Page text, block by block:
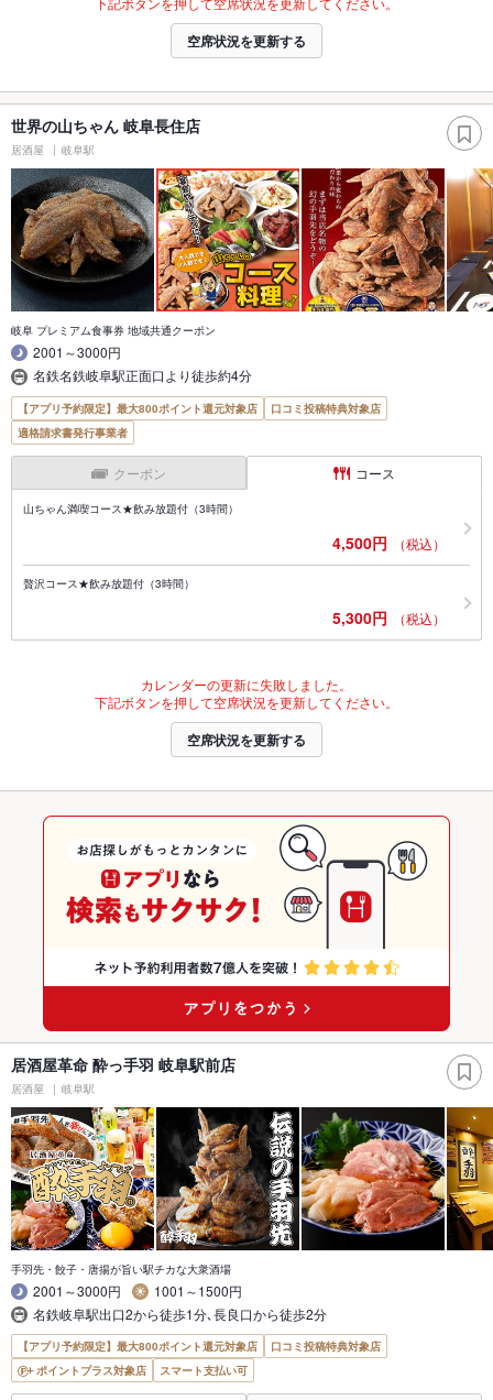
空席状況を更新する
世界の山ちゃん 岐阜長住店
居酒屋 岐阜駅
岐阜 プレミアム食事券 地域共通クーポン
2001～3000円
名鉄名鉄岐阜駅正面口より徒歩約4分
【アプリ予約限定】最大800ポイント還元対象店
口コミ投稿特典対象店
適格請求書発行事業者
クーポン コース
山ちゃん満喫コース★飲み放題付（3時間）
4,500円 （税込）
贅沢コース★飲み放題付（3時間）
5,300円 （税込）
カレンダーの更新に失敗しました。
下記ボタンを押して空席状況を更新してください。
空席状況を更新する
居酒屋革命 酔っ手羽 岐阜駅前店
居酒屋 岐阜駅
手羽先・餃子・唐揚が旨い駅チカな大衆酒場
2001～3000円
1001～1500円
名鉄岐阜駅出口2から徒歩1分､長良口から徒歩2分
【アプリ予約限定】最大800ポイント還元対象店
口コミ投稿特典対象店
ポイントプラス対象店
スマート支払い可